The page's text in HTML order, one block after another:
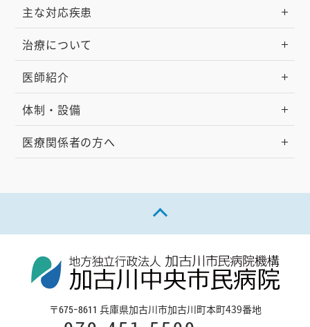
員会浅大腿動脈ステントグラフト実施医
（GORE）
日本胸部外科学会評議員
関西胸部外科学会評議員
国立大学法人神戸大学医学部 臨床教授
医学博士
部ステントグラフト実施医
（VALIANT/Zenith TX2TAA）
日本ステントグラフト実施基準管理委員会腹
部ステントグラフト指導医
（GoreExcluder/Zenith
AAA/ENDURANT/Powerlink)
下肢静脈瘤血管内治療実施管理委員会下肢静
脈瘤に対する血管内治療指導医
日本外科学会外科専門医
日本心臓血管外科学会専門医
心臓血管外科専門医認定機構心臓血管外科修
練指導医
日本ステントグラフト実施基準管理委員会胸
部ステントグラフト指導医
（VALIANTCaptivia/Navion）
日本ステントグラフト実施基準管理委員会胸
Plus/Pro/GORE/Najuta）
日本ステントグラフト実施基準管理委員会腹
部ステントグラフト指導医
（ENDURANT/TREO）
日本ステントグラフト実施基準管理委員会腹
部ステントグラフト実施医
（GoreExcluder/AFX)
主な対応疾患
治療について
医師紹介
体制・設備
医療関係者の方へ
ページの先頭へ戻る
〒675−8611 兵庫県加古川市加古川町本町439番地